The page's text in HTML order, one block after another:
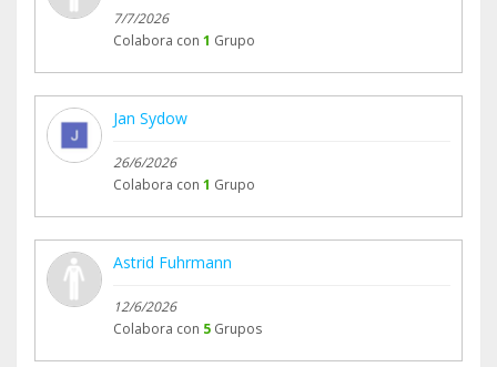
7/7/2026
Colabora con 1 Grupo
Jan Sydow
26/6/2026
Colabora con 1 Grupo
Astrid Fuhrmann
12/6/2026
Colabora con 5 Grupos